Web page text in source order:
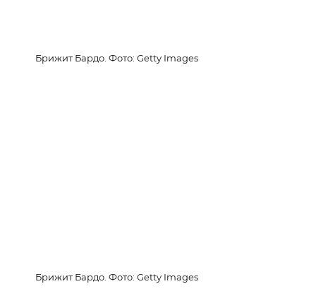
Брижит Бардо. Фото: Getty Images
Брижит Бардо. Фото: Getty Images